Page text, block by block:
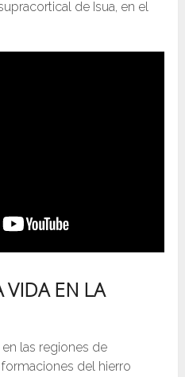
de Isua, en el
VIDA EN LA
las regiones de
del hierro